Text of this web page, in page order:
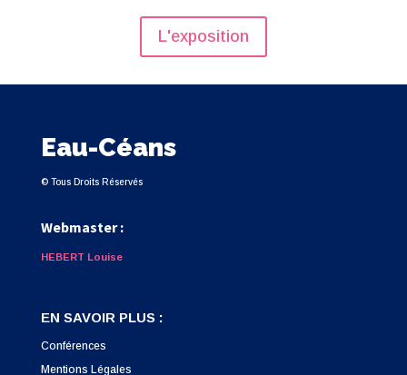
L'exposition
Eau-Céans
© Tous Droits Réservés
Webmaster :
HEBERT Louise
EN SAVOIR PLUS :
Conférences
Mentions Légales